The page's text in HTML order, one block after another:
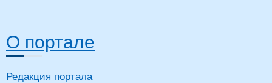
О портале
Редакция портала